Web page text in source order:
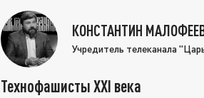
КОНСТАНТИН
Учредитель телеканала
Технофашисты XXI века